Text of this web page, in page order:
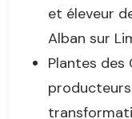
et éleveur
Alban sur
Plantes des
producteurs